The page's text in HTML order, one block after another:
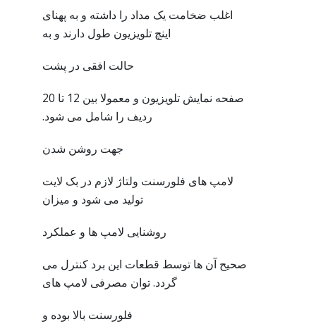
اغلب ضخامت یک مداد را داشته و به پهنای
اینچ تلویزیون طول دارند و به
حالت افقی در پشت
صفحه نمایش تلویزیون و معمولا بین 12 تا 20
ردیف را شامل می شود.
جهت روشن شدن
لامپ های فلورسنت ولتاژ لازم در بک لایت
تولید می شود و میزان
روشنایی لامپ ها و عملکرد
صحیح آن ها توسط قطعات این برد کنترل می
گردد. توان مصرفی لامپ های
فلورسنت بالا بوده و